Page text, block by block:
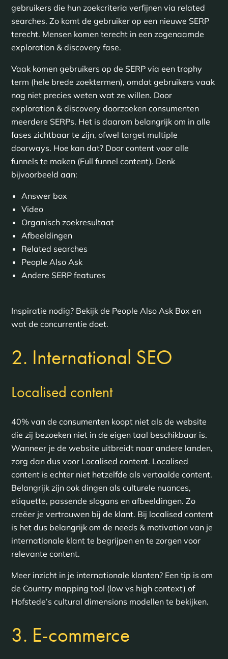
gebruikers die hun zoekcriteria verfijnen via related
searches. Zo komt de gebruiker op een nieuwe SERP
terecht. Mensen komen terecht in een zogenaamde
exploration & discovery fase.
Vaak komen gebruikers op de SERP via een trophy
term (hele brede zoektermen), omdat gebruikers vaak
nog niet precies weten wat ze willen. Door
exploration & discovery doorzoeken consumenten
meerdere SERPs. Het is daarom belangrijk om in alle
fases zichtbaar te zijn, ofwel target multiple
doorways. Hoe kan dat? Door content voor alle
funnels te maken (Full funnel content). Denk
bijvoorbeeld aan:
Answer box
Video
Organisch zoekresultaat
Afbeeldingen
Related searches
People Also Ask
Andere SERP features
Inspiratie nodig? Bekijk de People Also Ask Box en
wat de concurrentie doet.
2. International SEO
Localised content
40% van de consumenten koopt niet als de website
die zij bezoeken niet in de eigen taal beschikbaar is.
Wanneer je de website uitbreidt naar andere landen,
zorg dan dus voor Localised content. Localised
content is echter niet hetzelfde als vertaalde content.
Belangrijk zijn ook dingen als culturele nuances,
etiquette, passende slogans en afbeeldingen. Zo
creëer je vertrouwen bij de klant. Bij localised content
is het dus belangrijk om de needs & motivation van je
internationale klant te begrijpen en te zorgen voor
relevante content.
Meer inzicht in je internationale klanten? Een tip is om
de Country mapping tool (low vs high context) of
Hofstede’s cultural dimensions modellen te bekijken.
3. E-commerce